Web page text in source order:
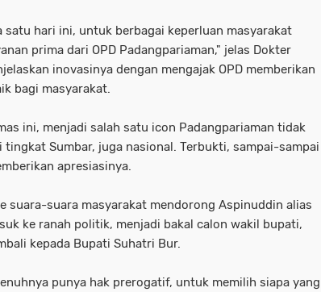
satu hari ini, untuk berbagai keperluan masyarakat
prima dari OPD Padangpariaman," jelas Dokter
inovasinya dengan mengajak OPD memberikan
bagi masyarakat.
ini, menjadi salah satu icon Padangpariaman tidak
tingkat Sumbar, juga nasional. Terbukti, sampai-sampai
apresiasinya.
suara-suara masyarakat mendorong Aspinuddin alias
ke ranah politik, menjadi bakal calon wakil bupati,
kepada Bupati Suhatri Bur.
punya hak prerogatif, untuk memilih siapa yang